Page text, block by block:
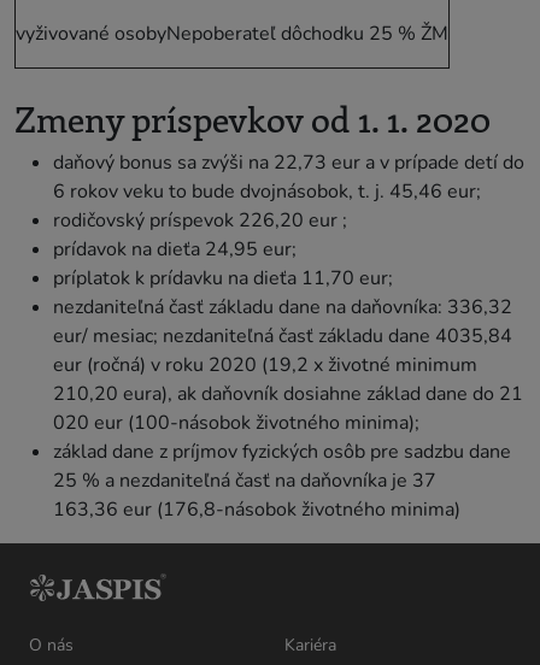
vyživované osobyNepoberateľ dôchodku 25 % ŽM
Zmeny príspevkov od 1. 1. 2020
daňový bonus sa zvýši na 22,73 eur a v prípade detí do
6 rokov veku to bude dvojnásobok, t. j. 45,46 eur;
rodičovský príspevok 226,20 eur ;
prídavok na dieťa 24,95 eur;
príplatok k prídavku na dieťa 11,70 eur;
nezdaniteľná časť základu dane na daňovníka: 336,32
eur/ mesiac; nezdaniteľná časť základu dane 4035,84
eur (ročná) v roku 2020 (19,2 x životné minimum
210,20 eura), ak daňovník dosiahne základ dane do 21
020 eur (100-násobok životného minima);
základ dane z príjmov fyzických osôb pre sadzbu dane
25 % a nezdaniteľná časť na daňovníka je 37
163,36 eur (176,8-násobok životného minima)
O nás
Kariéra